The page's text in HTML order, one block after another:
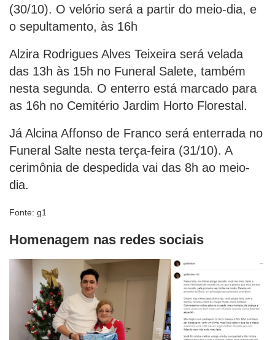
(30/10). O velório será a partir do meio-dia, e
o sepultamento, às 16h
Alzira Rodrigues Alves Teixeira será velada
das 13h às 15h no Funeral Salete, também
nesta segunda. O enterro está marcado para
as 16h no Cemitério Jardim Horto Florestal.
Já Alcina Affonso de Franco será enterrada no
Funeral Salte nesta terça-feira (31/10). A
cerimônia de despedida vai das 8h ao meio-
dia.
Fonte: g1
Homenagem nas redes sociais